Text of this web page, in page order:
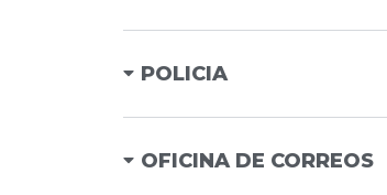
POLICIA
OFICINA DE CORREOS